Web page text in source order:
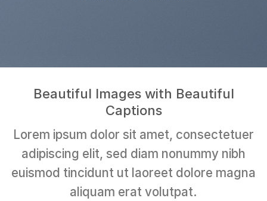
Beautiful Images with Beautiful
Captions
Lorem ipsum dolor sit amet, consectetuer
adipiscing elit, sed diam nonummy nibh
euismod tincidunt ut laoreet dolore magna
aliquam erat volutpat.